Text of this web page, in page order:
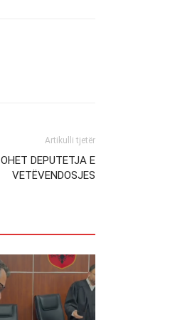
Artikulli tjetër
DEPUTETJA E
VETËVENDOSJES